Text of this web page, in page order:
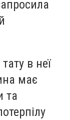
в неї
має
та